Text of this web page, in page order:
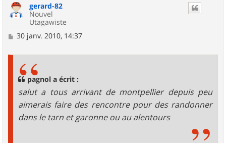
gerard-82
Nouvel
Utagawiste
M
30 janv. 2010, 14:37
pagnol a écrit :
salut a tous arrivant de montpellier depuis peu
aimerais faire des rencontre pour des randonner
dans le tarn et garonne ou au alentours